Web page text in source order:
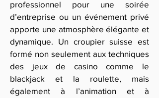
professionnel pour une soirée
d’entreprise ou un événement privé
apporte une atmosphère élégante et
dynamique. Un croupier suisse est
formé non seulement aux techniques
des jeux de casino comme le
blackjack et la roulette, mais
également à l’animation et à